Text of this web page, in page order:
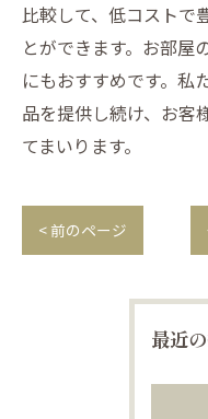
比較して、低コストで
とができます。お部屋
にもおすすめです。私
品を提供し続け、お客
てまいります。
< 前のページ
最近